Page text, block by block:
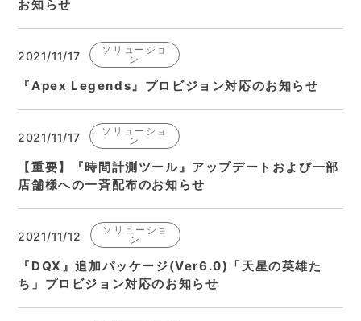
お知らせ
2021/11/17
ソリューショ
ン
『Apex Legends』プロビジョン対応のお知らせ
2021/11/17
ソリューショ
ン
【重要】『時間計測ツール』アップデートおよび一部
店舗様への一斉配布のお知らせ
2021/11/12
ソリューショ
ン
『DQX』追加パッケージ(Ver6.0)「天星の英雄た
ち」プロビジョン対応のお知らせ